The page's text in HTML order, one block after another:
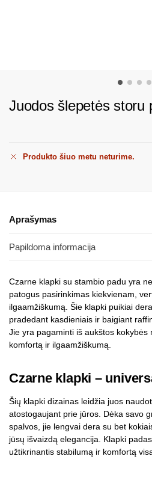
Juodos šlepetės storu
Produkto šiuo metu neturime.
Aprašymas
Papildoma informacija
Czarne klapki su stambio padu yra
patogus pasirinkimas kiekvienam,
ilgaamžiškumą. Šie klapki puikiai
pradedant kasdieniais ir baigiant
Jie yra pagaminti iš aukštos kokybės
komfortą ir ilgaamžiškumą.
Czarne klapki –
Šių klapki dizainas leidžia juos
atostogaujant prie jūros. Dėka savo
spalvos, jie lengvai dera su bet
jūsų išvaizdą elegancija. Klapki
užtikrinantis stabilumą ir komfortą